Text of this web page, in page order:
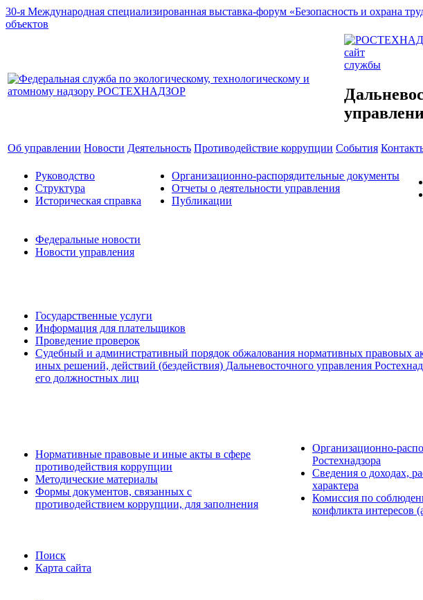
30-я Международная специализированная выставка-форум «Безопасность и охрана
объектов
сайт
службы
Об управлении Новости Деятельность Противодействие коррупции События
Руководство
Структура
Историческая справка
Организационно-распорядительные документы
Отчеты о деятельности управления
Публикации
Федеральные новости
Новости управления
Государственные услуги
Информация для плательщиков
Проведение проверок
Судебный и административный порядок обжалования нормативных правовых
иных решений, действий (бездействия) Дальневосточного управления
его должностных лиц
Нормативные правовые и иные акты в сфере
противодействия коррупции
Методические материалы
Формы документов, связанных с
противодействием коррупции, для заполнения
Организационно-
Ростехнадзора
Сведения о доходах,
характера
Комиссия по
конфликта интересов
Поиск
Карта сайта